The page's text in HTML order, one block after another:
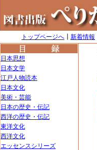
トップページへ 新着情報
日本思想
日本文学
江戸人物読本
日本文化
美術・芸能
日本の歴史・伝記
西洋の歴史・伝記
東洋文化
西洋文化
エッセンスシリーズ